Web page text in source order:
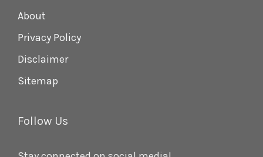
About
Privacy Policy
Disclaimer
Sitemap
Follow Us